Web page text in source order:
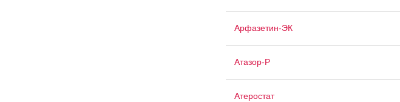
Арфазетин-ЭК
Атазор-Р
Атеростат